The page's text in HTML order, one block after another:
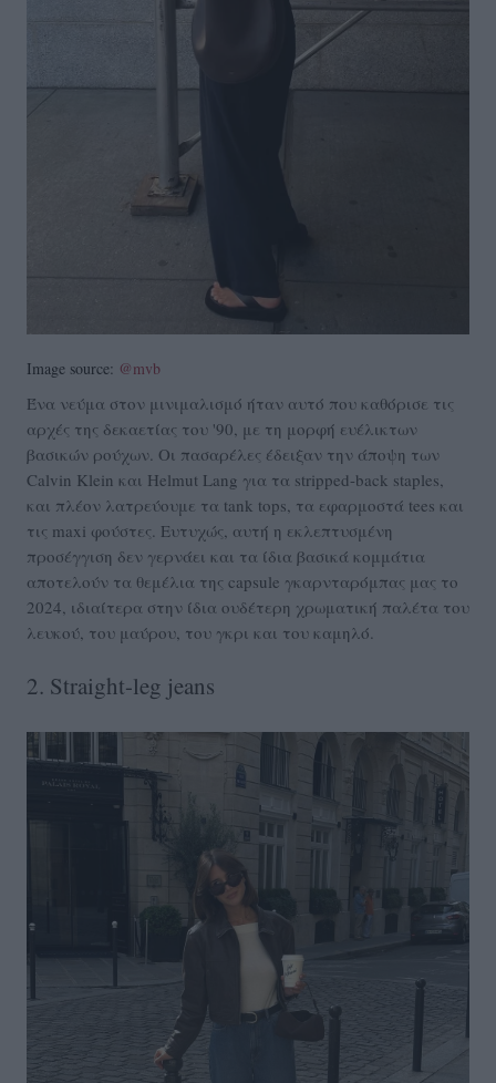
Image source: @mvb
Ένα νεύμα στον μινιμαλισμό ήταν αυτό που καθόρισε τις
αρχές της δεκαετίας του '90, με τη μορφή ευέλικτων
βασικών ρούχων. Οι πασαρέλες έδειξαν την άποψη των
Calvin Klein και Helmut Lang για τα stripped-back staples,
και πλέον λατρεύουμε τα tank tops, τα εφαρμοστά tees και
τις maxi φούστες. Ευτυχώς, αυτή η εκλεπτυσμένη
προσέγγιση δεν γερνάει και τα ίδια βασικά κομμάτια
αποτελούν τα θεμέλια της capsule γκαρνταρόμπας μας το
2024, ιδιαίτερα στην ίδια ουδέτερη χρωματική παλέτα του
λευκού, του μαύρου, του γκρι και του καμηλό.
2. Straight-leg jeans